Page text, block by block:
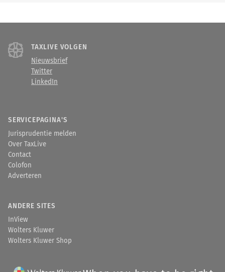
TAXLIVE VOLGEN
Nieuwsbrief
Twitter
LinkedIn
SERVICEPAGINA'S
Jurisprudentie melden
Over TaxLive
Contact
Colofon
Adverteren
ANDERE SITES
InView
Wolters Kluwer
Wolters Kluwer Shop